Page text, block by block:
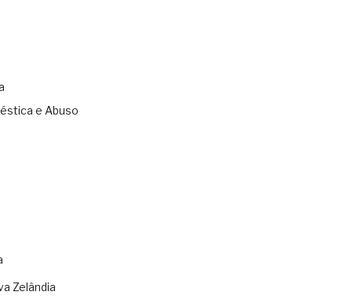
e Abuso
Zelândia